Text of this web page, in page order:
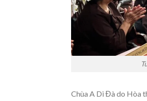
Chùa A Di Đà do Hòa